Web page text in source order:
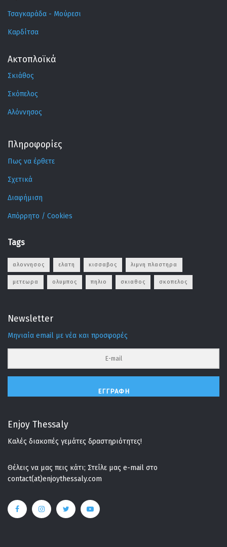
Τσαγκαράδα - Μούρεσι
Καρδίτσα
Ακτοπλοϊκά
Σκιάθος
Σκόπελος
Αλόννησος
Πληροφορίες
Πως να έρθετε
Σχετικά
Διαφήμιση
Απόρρητο / Cookies
Tags
αλοννησος ελατη κισσαβος λιμνη πλαστηρα
μετεωρα ολυμπος πηλιο σκιαθος σκοπελος
Newsletter
Μηνιαία email με νέα και προσφορές
ΕΓΓΡΑΦΉ
Enjoy Thessaly
Καλές διακοπές γεμάτες δραστηριότητες!
Θέλεις να μας πεις κάτι; Στείλε μας e-mail στο
contact(at)enjoythessaly.com